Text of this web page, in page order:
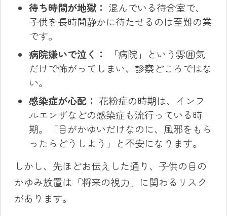
待ち時間が地獄： 混んでいる待合室で、
子供を長時間静かに待たせるのは至難の業
です。
病院嫌いで泣く：
「病院」という雰囲気
だけで怖がってしまい、診察どころではな
い。
感染症が心配： 花粉症の時期は、インフ
ルエンザなどの感染症も流行っている時
期。「目がかゆいだけなのに、風邪をもら
ったらどうしよう」と不安になります。
しかし、先ほどお伝えした通り、子供の目の
かゆみ放置は「将来の視力」に関わるリスク
があります。